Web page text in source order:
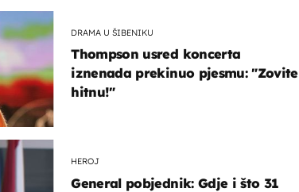
DRAMA U ŠIBENIKU
Thompson usred koncerta
iznenada prekinuo pjesmu: "Zovite
hitnu!"
HEROJ
General pobjednik: Gdje i što 31